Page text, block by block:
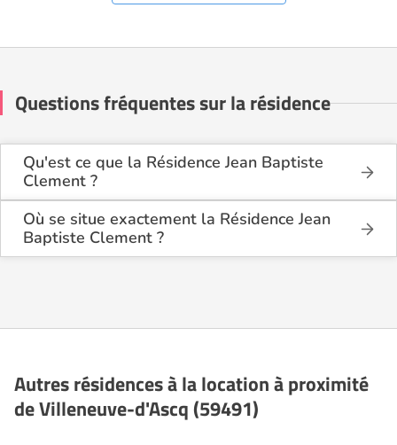
Questions fréquentes sur la résidence
Qu'est ce que la Résidence Jean Baptiste
Clement ?
La Résidence Jean Baptiste Clement est une
résidence seniors de type foyer logement -
résidence autonomie .
Où se situe exactement la Résidence Jean
Baptiste Clement ?
La Résidence Jean Baptiste Clement est située 3
Autres résidences à la location à proximité
de Villeneuve-d'Ascq (59491)